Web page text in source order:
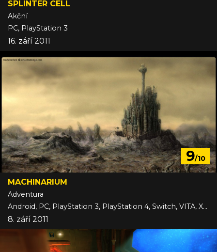
SPLINTER CELL
Akční
PC, PlayStation 3
16. září 2011
9/10
MACHINARIUM
Adventura
Android, PC, PlayStation 3, PlayStation 4, Switch, VITA, Xbox One, iOS
8. září 2011